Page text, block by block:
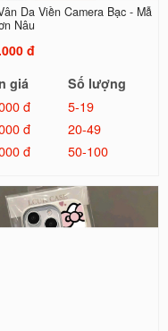
Da Viền Camera Bạc - Mẫ
Nâu
đ
giá
Số lượng
đ
5-19
đ
20-49
đ
50-100